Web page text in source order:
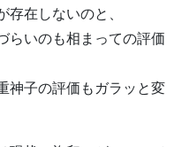
存在しないのと、
らいのも相まっての評価
神子の評価もガラッと変